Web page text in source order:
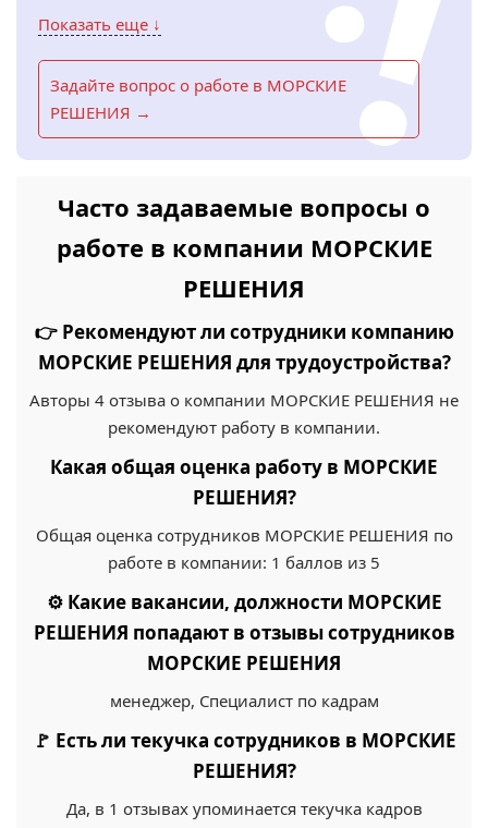
Показать еще ↓
Задайте вопрос о работе в МОРСКИЕ
РЕШЕНИЯ →
Часто задаваемые вопросы о
работе в компании МОРСКИЕ
РЕШЕНИЯ
👉 Рекомендуют ли сотрудники компанию
МОРСКИЕ РЕШЕНИЯ для трудоустройства?
Авторы 4 отзыва о компании МОРСКИЕ РЕШЕНИЯ не
рекомендуют работу в компании.
Какая общая оценка работу в МОРСКИЕ
РЕШЕНИЯ?
Общая оценка сотрудников МОРСКИЕ РЕШЕНИЯ по
работе в компании: 1 баллов из 5
⚙️ Какие вакансии, должности МОРСКИЕ
РЕШЕНИЯ попадают в отзывы сотрудников
МОРСКИЕ РЕШЕНИЯ
менеджер, Специалист по кадрам
🚩 Есть ли текучка сотрудников в МОРСКИЕ
РЕШЕНИЯ?
Да, в 1 отзывах упоминается текучка кадров